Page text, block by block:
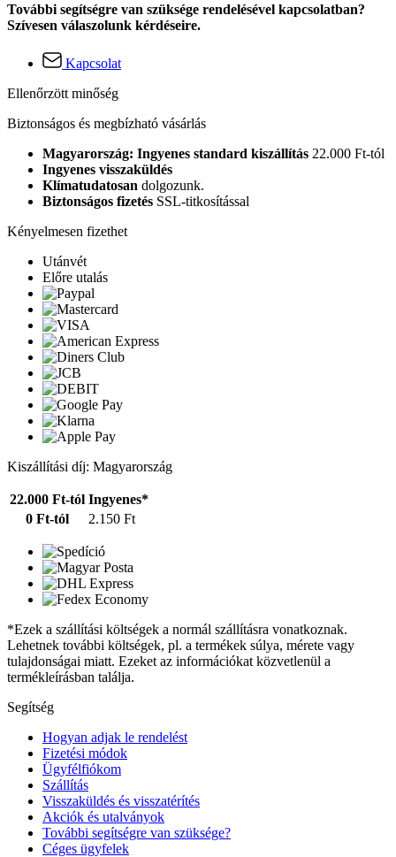
További segítségre van szüksége rendelésével kapcsolatban?
Szívesen válaszolunk kérdéseire.
Kapcsolat
Ellenőrzött minőség
Biztonságos és megbízható vásárlás
Magyarország: Ingyenes standard kiszállítás 22.000 Ft-tól
Ingyenes visszaküldés
Klímatudatosan dolgozunk.
Biztonságos fizetés SSL-titkosítással
Kényelmesen fizethet
Utánvét
Előre utalás
Kiszállítási díj: Magyarország
22.000 Ft-tól Ingyenes*
0 Ft-tól
2.150 Ft
*Ezek a szállítási költségek a normál szállításra vonatkoznak.
Lehetnek további költségek, pl. a termékek súlya, mérete vagy
tulajdonságai miatt. Ezeket az információkat közvetlenül a
termékleírásban találja.
Segítség
Hogyan adjak le rendelést
Fizetési módok
Ügyfélfiókom
Szállítás
Visszaküldés és visszatérítés
Akciók és utalványok
További segítségre van szüksége?
Céges ügyfelek